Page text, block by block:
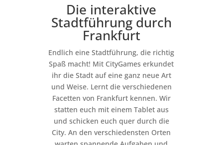
Die interaktive
Stadtführung durch
Frankfurt
Endlich eine Stadtführung, die richtig
Spaß macht! Mit CityGames erkundet
ihr die Stadt auf eine ganz neue Art
und Weise. Lernt die verschiedenen
Facetten von Frankfurt kennen. Wir
statten euch mit einem Tablet aus
und schicken euch quer durch die
City. An den verschiedensten Orten